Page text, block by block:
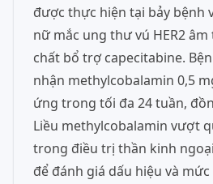
được thực hiện tại bảy bệnh
nữ mắc ung thư vú HER2
chất bổ trợ capecitabine.
nhận methylcobalamin 0,5
ứng trong tối đa 24 tuần,
Liều methylcobalamin vượt
trong điều trị thần kinh
để đánh giá dấu hiệu và